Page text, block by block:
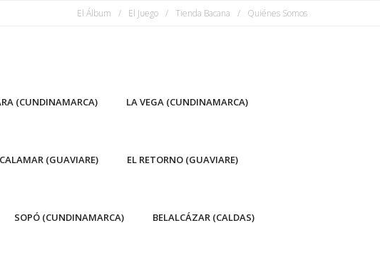
El Álbum El Juego Tienda Bacana Quiénes Somos
(CUNDINAMARCA) LA VEGA (CUNDINAMARCA)
CALAMAR (GUAVIARE) EL RETORNO (GUAVIARE)
SOPÓ (CUNDINAMARCA) BELALCÁZAR (CALDAS)